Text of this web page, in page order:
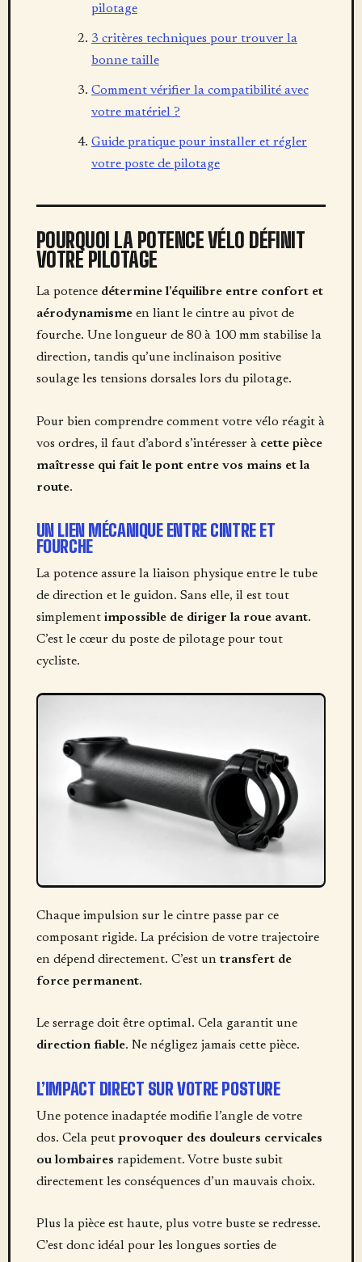
pilotage
3 critères techniques pour trouver la
bonne taille
Comment vérifier la compatibilité avec
votre matériel ?
Guide pratique pour installer et régler
votre poste de pilotage
POURQUOI LA POTENCE VÉLO DÉFINIT
VOTRE PILOTAGE
La potence détermine l’équilibre entre confort et
aérodynamismeen liant le cintre au pivot de
fourche. Une longueur de 80 à 100 mm stabilise la
direction, tandis qu’une inclinaison positive
soulage les tensions dorsales lors du pilotage.
Pour bien comprendre comment votre vélo réagit à
vos ordres, il faut d’abord s’intéresser à cette pièce
maîtresse qui fait le pont entre vos mains et la
route.
UN LIEN MÉCANIQUE ENTRE CINTRE ET
FOURCHE
La potence assure la liaison physique entre le tube
de direction et le guidon. Sans elle, il est tout
simplement impossible de diriger la roue avant.
C’est le cœur du poste de pilotage pour tout
cycliste.
Chaque impulsion sur le cintre passe par ce
composant rigide. La précision de votre trajectoire
en dépend directement. C’est un transfert de
force permanent.
Le serrage doit être optimal. Cela garantit une
direction fiable. Ne négligez jamais cette pièce.
L’IMPACT DIRECT SUR VOTRE POSTURE
Une potence inadaptée modifie l’angle de votre
dos. Cela peut provoquer des douleurs cervicales
ou lombaires rapidement. Votre buste subit
directement les conséquences d’un mauvais choix.
Plus la pièce est haute, plus votre buste se redresse.
C’est donc idéal pour les longues sorties de